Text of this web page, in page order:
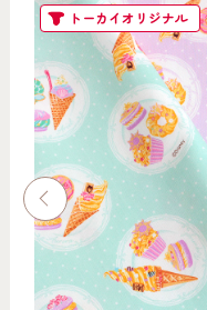
トーカイオリジナル